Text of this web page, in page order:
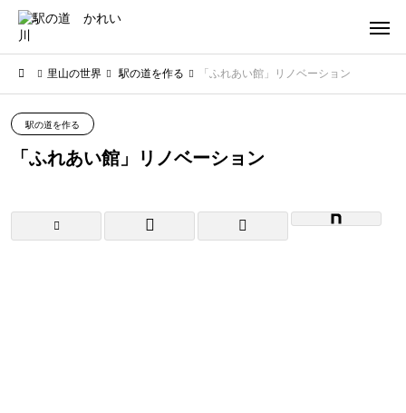
里山の世界 駅の道を作る 「ふれあい館」リノベーション
駅の道を作る
「ふれあい館」リノベーション